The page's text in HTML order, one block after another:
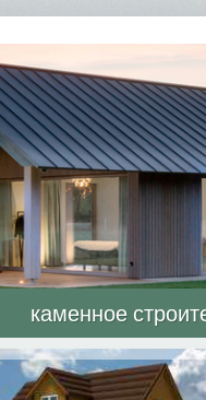
каменное